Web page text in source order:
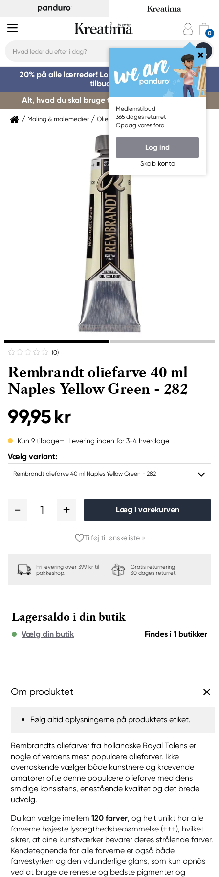
Medlemstilbud
365 dages returret
Opdag vores fora
Log ind
Skab konto
20% på alle lærreder! Log på for at benytte dig af
tilbuddet »
Alt, hvad du skal bruge til kursusstart – køb her »
Maling & malemedier Oliemaling Rembrandt
(0)
Rembrandt oliefarve 40 ml
Naples Yellow Green - 282
99,95 kr
Kun 9 tilbage Levering inden for 3-4 hverdage
Vælg variant:
Rembrandt oliefarve 40 ml Naples Yellow Green - 282
1 Læg i varekurven
Tilføj til ønskeliste »
Fri levering over 399 kr til
pakkeshop.
Gratis returnering
30 dages returret.
Lagersaldo i din butik
Vælg din butik Findes i 1 butikker
Om produktet
Følg altid oplysningerne på produktets etiket.
Rembrandts oliefarver fra hollandske Royal Talens er
nogle af verdens mest populære oliefarver. Ikke
overraskende vælger både kunstnere og krævende
amatører ofte denne populære oliefarve med dens
smidige konsistens, enestående kvalitet og det brede
udvalg.
Du kan vælge imellem 120 farver, og helt unikt har alle
farverne højeste lysægthedsbedømmelse (+++), hvilket
sikrer, at dine kunstværker bevarer deres strålende farver.
Kendetegnende for alle farverne er også både
farvestyrken og den vidunderlige glans, som kun opnås
ved at bruge de reneste og bedste pigmenter og